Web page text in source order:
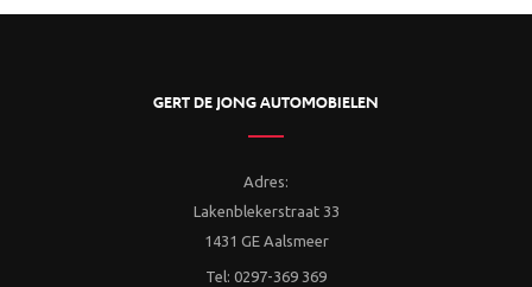
GERT DE JONG AUTOMOBIELEN
Adres:
Lakenblekerstraat 33
1431 GE Aalsmeer
Tel: 0297-369 369